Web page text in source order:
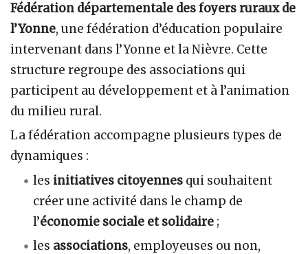
Fédération départementale des foyers ruraux de
l’Yonne, une fédération d’éducation populaire
intervenant dans l’Yonne et la Nièvre. Cette
structure regroupe des associations qui
participent au développement et à l’animation
du milieu rural.
La fédération accompagne plusieurs types de
dynamiques :
les initiatives citoyennes qui souhaitent
créer une activité dans le champ de
l’économie sociale et solidaire ;
les associations, employeuses ou non,